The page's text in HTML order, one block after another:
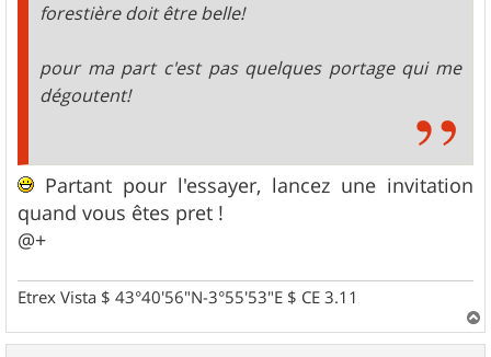
forestière doit être belle!
pour ma part c'est pas quelques portage qui me
dégoutent!
Partant pour l'essayer, lancez une invitation
quand vous êtes pret !
@+
Etrex Vista $ 43°40'56"N-3°55'53"E $ CE 3.11
a